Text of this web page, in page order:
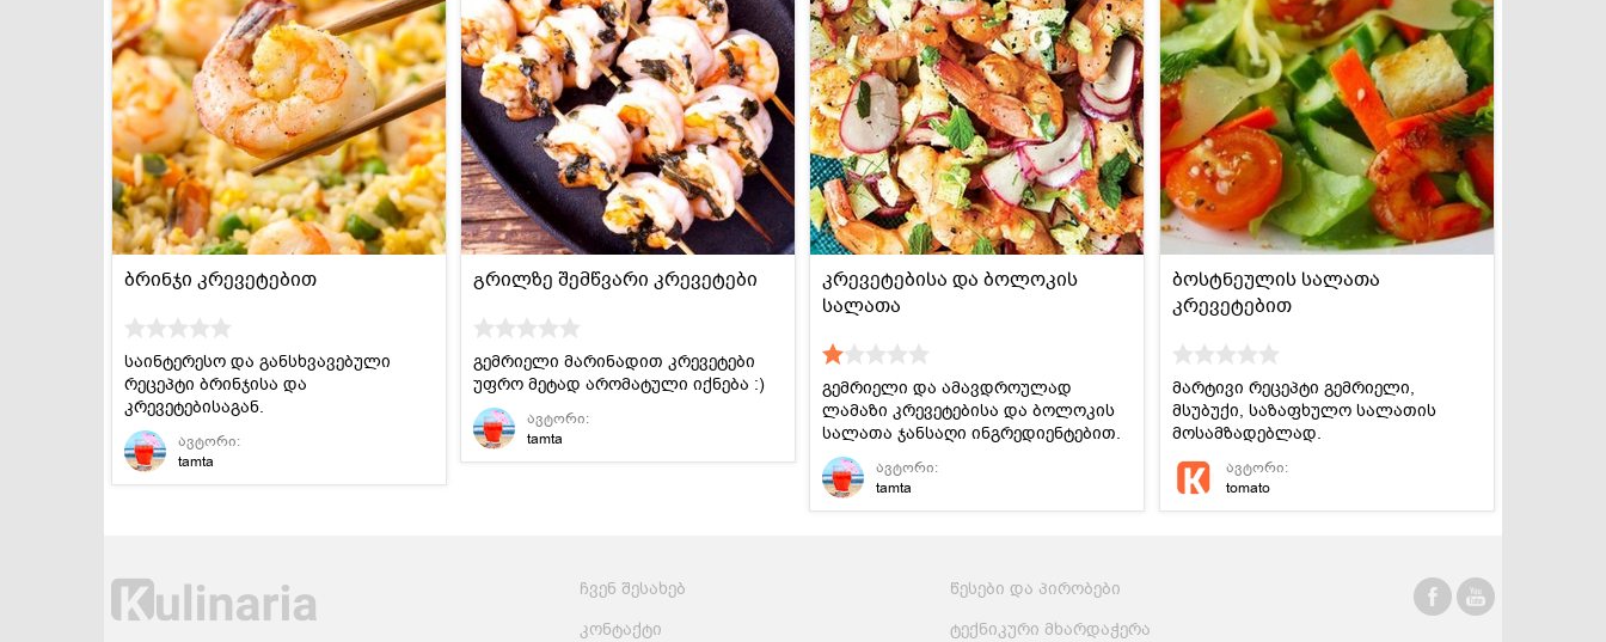
დესერტები და
ტკბილეულობა
სამარხვო და
ვეგეტარიანული
მსოფლიო
სამზარეულო
სადღესასწაულო
პასტა და
ბურღულეული
სასმელები
კონსერვი და
სოუსები
ბრინჯი კრევეტებით
საინტერესო და განსხვავებული
რეცეპტი ბრინჯისა და
კრევეტებისაგან.
ავტორი:
tamta
გრილზე შემწვარი კრევეტები
გემრიელი მარინადით კრევეტები
უფრო მეტად არომატული იქნება :)
ავტორი:
tamta
კრევეტებისა და ბოლოკის
სალათა
გემრიელი და ამავდროულად
ლამაზი კრევეტებისა და ბოლოკის
სალათა ჯანსაღი ინგრედიენტებით.
ავტორი:
tamta
ბოსტნეულის სალათა
კრევეტებით
მარტივი რეცეპტი გემრიელი,
მსუბუქი, საზაფხულო სალათის
მოსამზადებლად.
ავტორი:
tomato
ჩვენ შესახებ
კონტაქტი
წესები და პირობები
ტექნიკური მხარდაჭერა